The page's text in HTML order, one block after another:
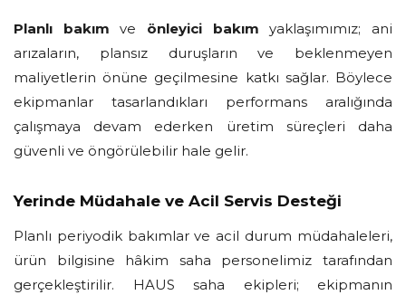
Planlı bakım ve önleyici bakım yaklaşımımız; ani
arızaların, plansız duruşların ve beklenmeyen
maliyetlerin önüne geçilmesine katkı sağlar. Böylece
ekipmanlar tasarlandıkları performans aralığında
çalışmaya devam ederken üretim süreçleri daha
güvenli ve öngörülebilir hale gelir.
Yerinde Müdahale ve Acil Servis Desteği
Planlı periyodik bakımlar ve acil durum müdahaleleri,
ürün bilgisine hâkim saha personelimiz tarafından
gerçekleştirilir. HAUS saha ekipleri; ekipmanın